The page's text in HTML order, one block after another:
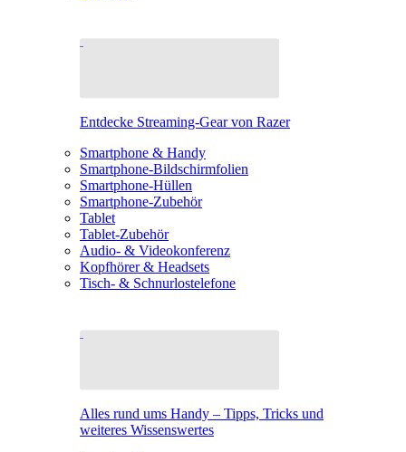
Entdecke Streaming-Gear von Razer
Smartphone & Handy
Smartphone-Bildschirmfolien
Smartphone-Hüllen
Smartphone-Zubehör
Tablet
Tablet-Zubehör
Audio- & Videokonferenz
Kopfhörer & Headsets
Tisch- & Schnurlostelefone
Alles rund ums Handy – Tipps, Tricks und
weiteres Wissenswertes